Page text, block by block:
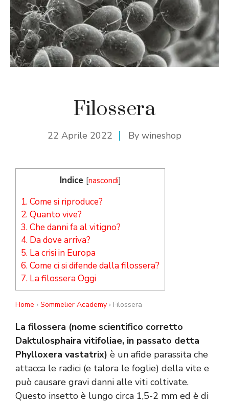
Filossera
22 Aprile 2022 By wineshop
Indice [nascondi]
1.Come si riproduce?
2.Quanto vive?
3.Che danni fa al vitigno?
4. Da dove arriva?
5. La crisi in Europa
6.Come ci si difende dalla filossera?
7. La filossera Oggi
Home › Sommelier Academy › Filossera
La filossera (nome scientifico corretto
Daktulosphaira vitifoliae, in passato detta
Phylloxera vastatrix) è un afide parassita che
attacca le radici (e talora le foglie) della vite e
può causare gravi danni alle viti coltivate.
Questo insetto è lungo circa 1,5-2 mm ed è di